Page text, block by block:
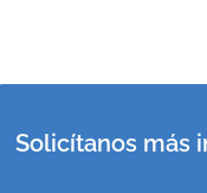
Solicítanos más